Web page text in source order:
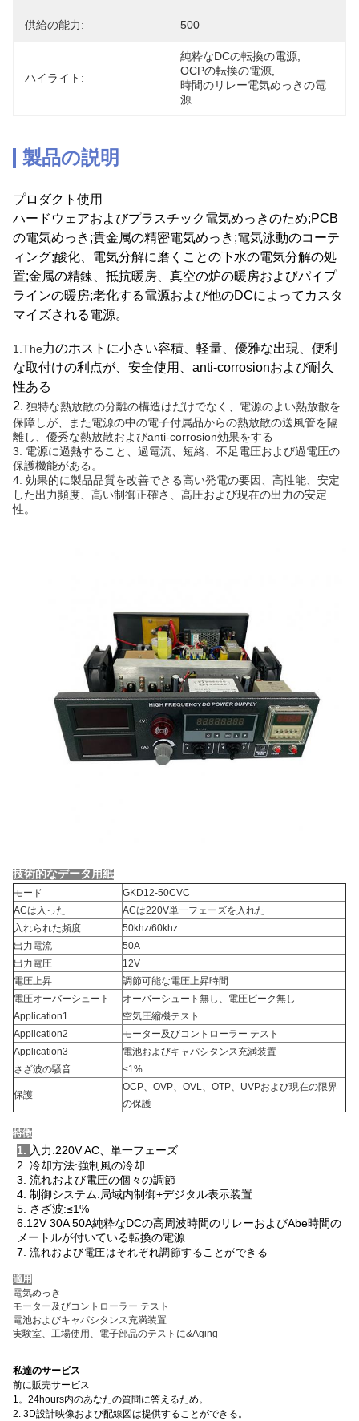
供給の能力: 500
ハイライト:
純粋なDCの転換の電源
OCPの転換の電源
時間のリレー電気めっきの電
源
製品の説明
プロダクト使用
ハードウェアおよびプラスチック電気めっきのため;PCB
の電気めっき;貴金属の精密電気めっき;電気泳動のコーテ
ィング;酸化、電気分解に磨くことの下水の電気分解の処
置;金属の精錬、抵抗暖房、真空の炉の暖房およびパイプ
ラインの暖房;老化する電源および他のDCによってカスタ
マイズされる電源。
1.The力のホストに小さい容積、軽量、優雅な出現、便利
な取付けの利点が、安全使用、anti-corrosionおよび耐久
性ある
2. 独特な熱放散の分離の構造はだけでなく、電源のよい熱放散を
保障しが、また電源の中の電子付属品からの熱放散の送風管を隔
離し、優秀な熱放散およびanti-corrosion効果をする
3. 電源に過熱すること、過電流、短絡、不足電圧および過電圧の
保護機能がある。
4. 効果的に製品品質を改善できる高い発電の要因、高性能、安定
した出力頻度、高い制御正確さ、高圧および現在の出力の安定
性。
技術的なデータ用紙
モード
GKD12-50CVC
ACは入った
ACは220V単一フェーズを入れた
入れられた頻度
50khz/60khz
出力電流
50A
出力電圧
12V
電圧上昇
調節可能な電圧上昇時間
電圧オーバーシュート
オーバーシュート無し、電圧ピーク無し
Application1
空気圧縮機テスト
Application2
モーター及びコントローラー テスト
Application3
電池およびキャパシタンス充満装置
さざ波の騒音
≤1%
保護
OCP、OVP、OVL、OTP、UVPおよび現在の限界
の保護
特徴
1. 入力:220V AC、単一フェーズ
2. 冷却方法:強制風の冷却
3. 流れおよび電圧の個々の調節
4. 制御システム:局域内制御+デジタル表示装置
5. さざ波:≤1%
6.12V 30A 50A純粋なDCの高周波時間のリレーおよびAbe時間の
メートルが付いている転換の電源
7.流れおよび電圧はそれぞれ調節することができる
適用
電気めっき
モーター及びコントローラー テスト
電池およびキャパシタンス充満装置
実験室、工場使用、電子部品のテストに&Aging
私達のサービス
前に販売サービス
1。24hours内のあなたの質問に答えるため。
2. 3D設計映像および配線図は提供することができる。